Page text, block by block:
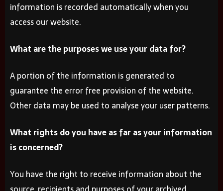
information is recorded automatically when you
access our website.
What are the purposes we use your data for?
A portion of the information is generated to
guarantee the error free provision of the website.
Other data may be used to analyse your user patterns.
What rights do you have as far as your information
is concerned?
You have the right to receive information about the